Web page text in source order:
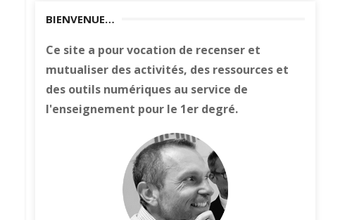
BIENVENUE…
Ce site a pour vocation de recenser et
mutualiser des activités, des ressources et
des outils numériques au service de
l'enseignement pour le 1er degré.